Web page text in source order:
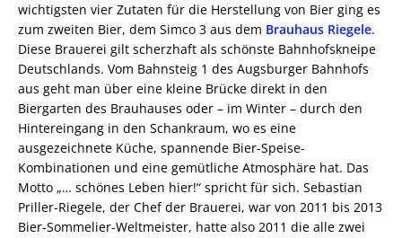
wichtigsten vier Zutaten für die Herstellung von Bier ging es
zum zweiten Bier, dem Simco 3 aus dem Brauhaus Riegele.
Diese Brauerei gilt scherzhaft als schönste Bahnhofskneipe
Deutschlands. Vom Bahnsteig 1 des Augsburger Bahnhofs
aus geht man über eine kleine Brücke direkt in den
Biergarten des Brauhauses oder – im Winter – durch den
Hintereingang in den Schankraum, wo es eine
ausgezeichnete Küche, spannende Bier-Speise-
Kombinationen und eine gemütliche Atmosphäre hat. Das
Motto „… schönes Leben hier!“ spricht für sich. Sebastian
Priller-Riegele, der Chef der Brauerei, war von 2011 bis 2013
Bier-Sommelier-Weltmeister, hatte also 2011 die alle zwei